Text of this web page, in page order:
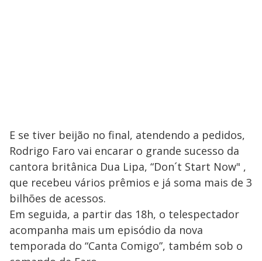
E se tiver beijão no final, atendendo a pedidos,
Rodrigo Faro vai encarar o grande sucesso da
cantora britânica Dua Lipa, “Don´t Start Now" ,
que recebeu vários prêmios e já soma mais de 3
bilhões de acessos.
Em seguida, a partir das 18h, o telespectador
acompanha mais um episódio da nova
temporada do “Canta Comigo”, também sob o